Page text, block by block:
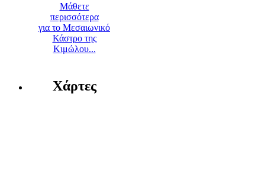
Μάθετε
περισσότερα
για το Μεσαιωνικό
Κάστρο της
Κιμώλου...
Χάρτες